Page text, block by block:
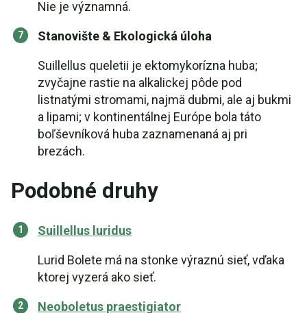
Nie je významná.
Stanovište & Ekologická úloha
Suillellus queletii je ektomykorízna huba;
zvyčajne rastie na alkalickej pôde pod
listnatými stromami, najmä dubmi, ale aj bukmi
a lipami; v kontinentálnej Európe bola táto
boľševníková huba zaznamenaná aj pri
brezách.
Podobné druhy
Suillellus luridus
Lurid Bolete má na stonke výraznú sieť, vďaka
ktorej vyzerá ako sieť.
Neoboletus praestigiator